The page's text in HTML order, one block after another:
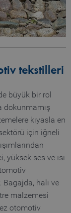
tekstilleri
büyük bir rol
dokunmamış
kıyasla en
için iğneli
yüksek ses ve ısı
Bagajda, halı ve
malzemesi
otomotiv